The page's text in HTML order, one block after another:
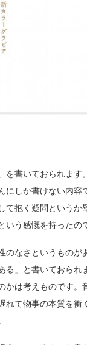
書いておられます
しか書けない内容
抱く疑問という
う感慨を持ったの
なさというものが
」と書いておられ
は考えものです。
て物事の本質を衝